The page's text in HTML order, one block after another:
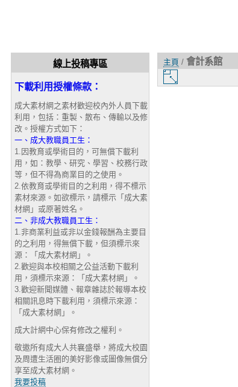
線上投稿專區
下載利用授權條款：
成大素材網之素材歡迎校內外人員下載
利用，包括：重製、散布、傳輸以及修
改。授權方式如下：
一、成大教職員工生：
1.因教育或學術目的，可無償下載利
用，如：教學、研究、學習、校務行政
等，但不得為商業目的之使用。
2.依教育或學術目的之利用，得不標示
素材來源。如欲標示，請標示「成大素
材網」或原著姓名。
二、非成大教職員工生：
1.非商業利益或非以金錢報酬為主要目
的之利用，得無償下載，但須標示來
源：「成大素材網」。
2.歡迎與本校相關之公益活動下載利
用，須標示來源：「成大素材網」。
3.歡迎新聞媒體、報章雜誌於報導本校
相關訊息時下載利用，須標示來源：
「成大素材網」。
成大計網中心保有修改之權利。
敬邀所有成大人共襄盛舉，將成大校園
及周遭生活圈的美好影像或圖像無償分
享至成大素材網。
我要投稿
主頁 / 會計系館
片